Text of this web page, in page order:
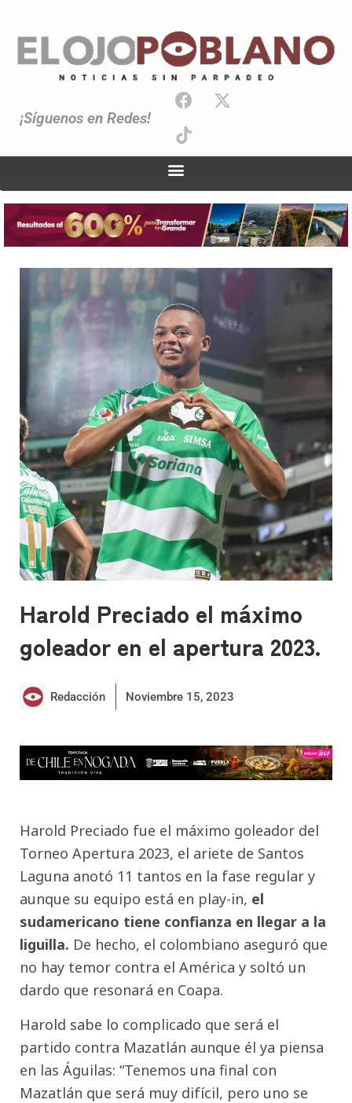
¡Síguenos en Redes!
Harold Preciado el máximo
goleador en el apertura 2023.
Redacción Noviembre 15, 2023
Harold Preciado fue el máximo goleador del
Torneo Apertura 2023, el ariete de Santos
Laguna anotó 11 tantos en la fase regular y
aunque su equipo está en play-in, el
sudamericano tiene confianza en llegar a la
liguilla. De hecho, el colombiano aseguró que
no hay temor contra el América y soltó un
dardo que resonará en Coapa.
Harold sabe lo complicado que será el
partido contra Mazatlán aunque él ya piensa
en las Águilas: “Tenemos una final con
Mazatlán que será muy difícil, pero uno se